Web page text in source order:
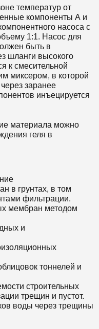
температур от
компоненты А и
насоса с
1:1. Насос для
быть в
шланги высокого
к смесительной
миксером, в которой
заранее
инъецируется
материала можно
геля в
в грунтах, в том
фильтрации.
мембран методом
и
тоннелей и
строительных
трещин и пустот.
воды через трещины